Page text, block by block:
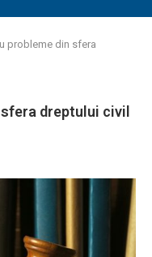
probleme din sfera
dreptului civil